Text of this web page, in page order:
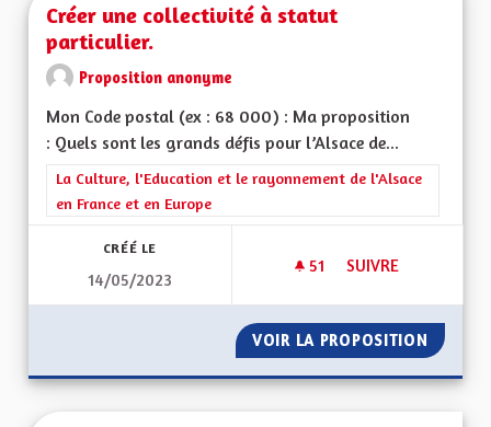
Créer une collectivité à statut
particulier.
Proposition anonyme
Mon Code postal (ex : 68 000) : Ma proposition
: Quels sont les grands défis pour l’Alsace de...
Filtrer les résultats de la catégorie : La Culture, l'Education et
La Culture, l'Education et le rayonnement de l'Alsace
en France et en Europe
CRÉÉ LE
14/05/2023
51 51 ABONNÉS
SUIVRE
VOIR LA PROPOSITION